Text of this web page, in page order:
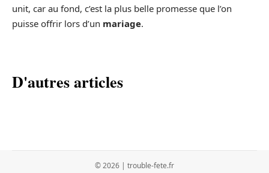
unit, car au fond, c’est la plus belle promesse que l’on
puisse offrir lors d’un mariage.
D'autres articles
© 2026 | trouble-fete.fr